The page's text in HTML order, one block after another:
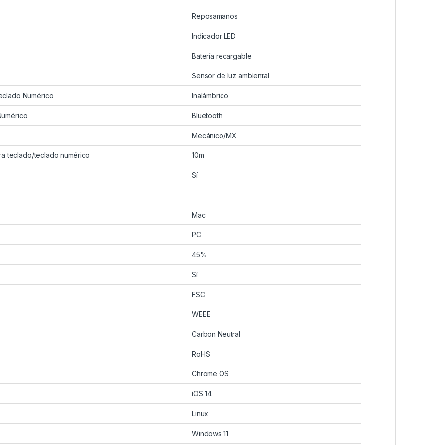
Reposamanos
Indicador LED
Batería recargable
Sensor de luz ambiental
Numérico Inalámbrico
Bluetooth
Mecánico/MX
teclado/teclado numérico 10m
Sí
Mac
PC
45%
Sí
FSC
WEEE
Carbon Neutral
RoHS
Chrome OS
iOS 14
Linux
Windows 11